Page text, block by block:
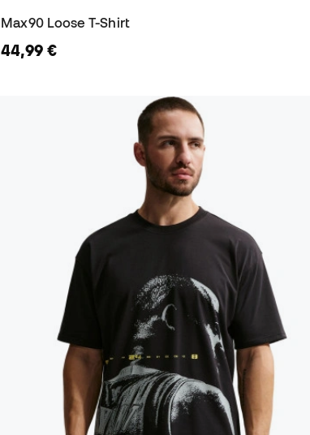
Max90 Loose T-Shirt
44,99 €